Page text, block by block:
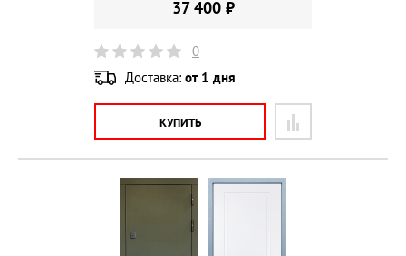
37 400 ₽
0
Доставка: от 1 дня
КУПИТЬ